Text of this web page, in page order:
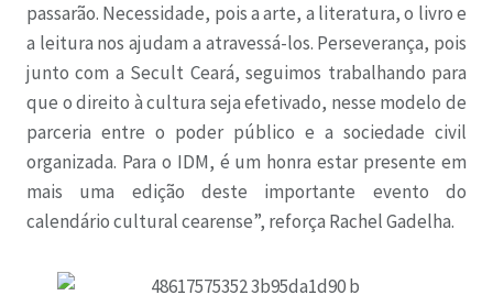
passarão. Necessidade, pois a arte, a literatura, o livro e
a leitura nos ajudam a atravessá-los. Perseverança, pois
junto com a Secult Ceará, seguimos trabalhando para
que o direito à cultura seja efetivado, nesse modelo de
parceria entre o poder público e a sociedade civil
organizada. Para o IDM, é um honra estar presente em
mais uma edição deste importante evento do
calendário cultural cearense”, reforça Rachel Gadelha.